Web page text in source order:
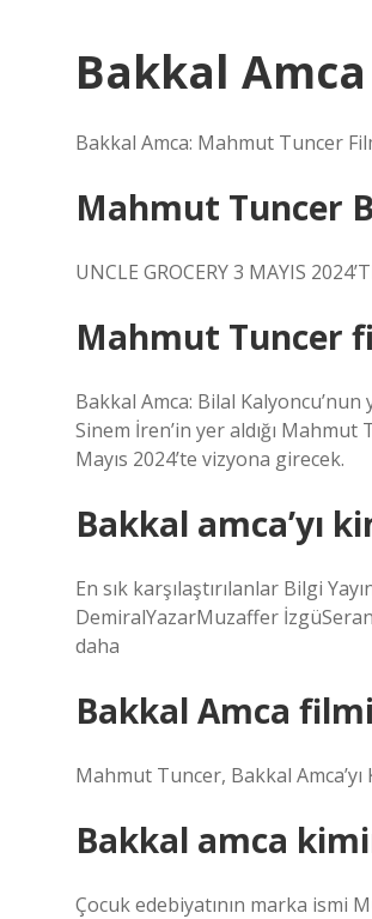
Bakkal
Bakkal Amca: Mahmut Tuncer
Mahmut Tuncer
UNCLE GROCERY 3 MAYIS
Mahmut Tuncer
Bakkal Amca: Bilal
Sinem İren’in yer aldığı Mahmut
Mayıs 2024’te vizyona girecek.
Bakkal amca’yı
En sık karşılaştırılanlar Bilgi
DemiralYazarMuzaffer
daha
Bakkal Amca
Mahmut Tuncer, Bakkal Amca’yı
Bakkal amca
Çocuk edebiyatının marka ismi